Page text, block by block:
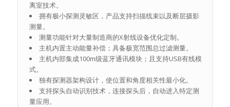
离室技术。
拥有极小探测灵敏区，产品支持扫描线束以及断层摄影
测量。
测量功能针对大量制造商的X射线设备优化定制。
主机内置主动能量补偿；具备极宽范围总过滤测量。
主机内部集成100m级蓝牙通讯模块；且支持USB有线模
式。
独有探测器架构设计，使位置和角度相关性最小化。
支持探头自动识别技术，连接探头后，自动进入特定测
量应用。